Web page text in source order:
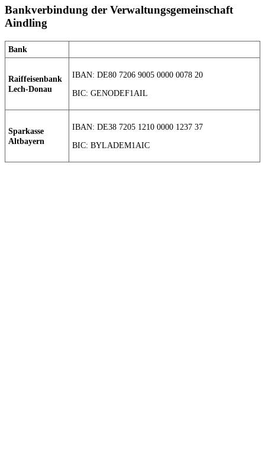
Bankverbindung der Verwaltungsgemeinschaft
Aindling
Bank
Raiffeisenbank
Lech-Donau
IBAN: DE80 7206 9005 0000 0078 20
BIC: GENODEF1AIL
Sparkasse
Altbayern
IBAN: DE38 7205 1210 0000 1237 37
BIC: BYLADEM1AIC